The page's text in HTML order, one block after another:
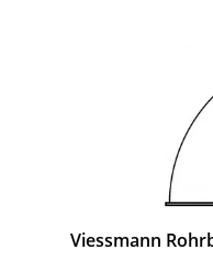
Viessmann